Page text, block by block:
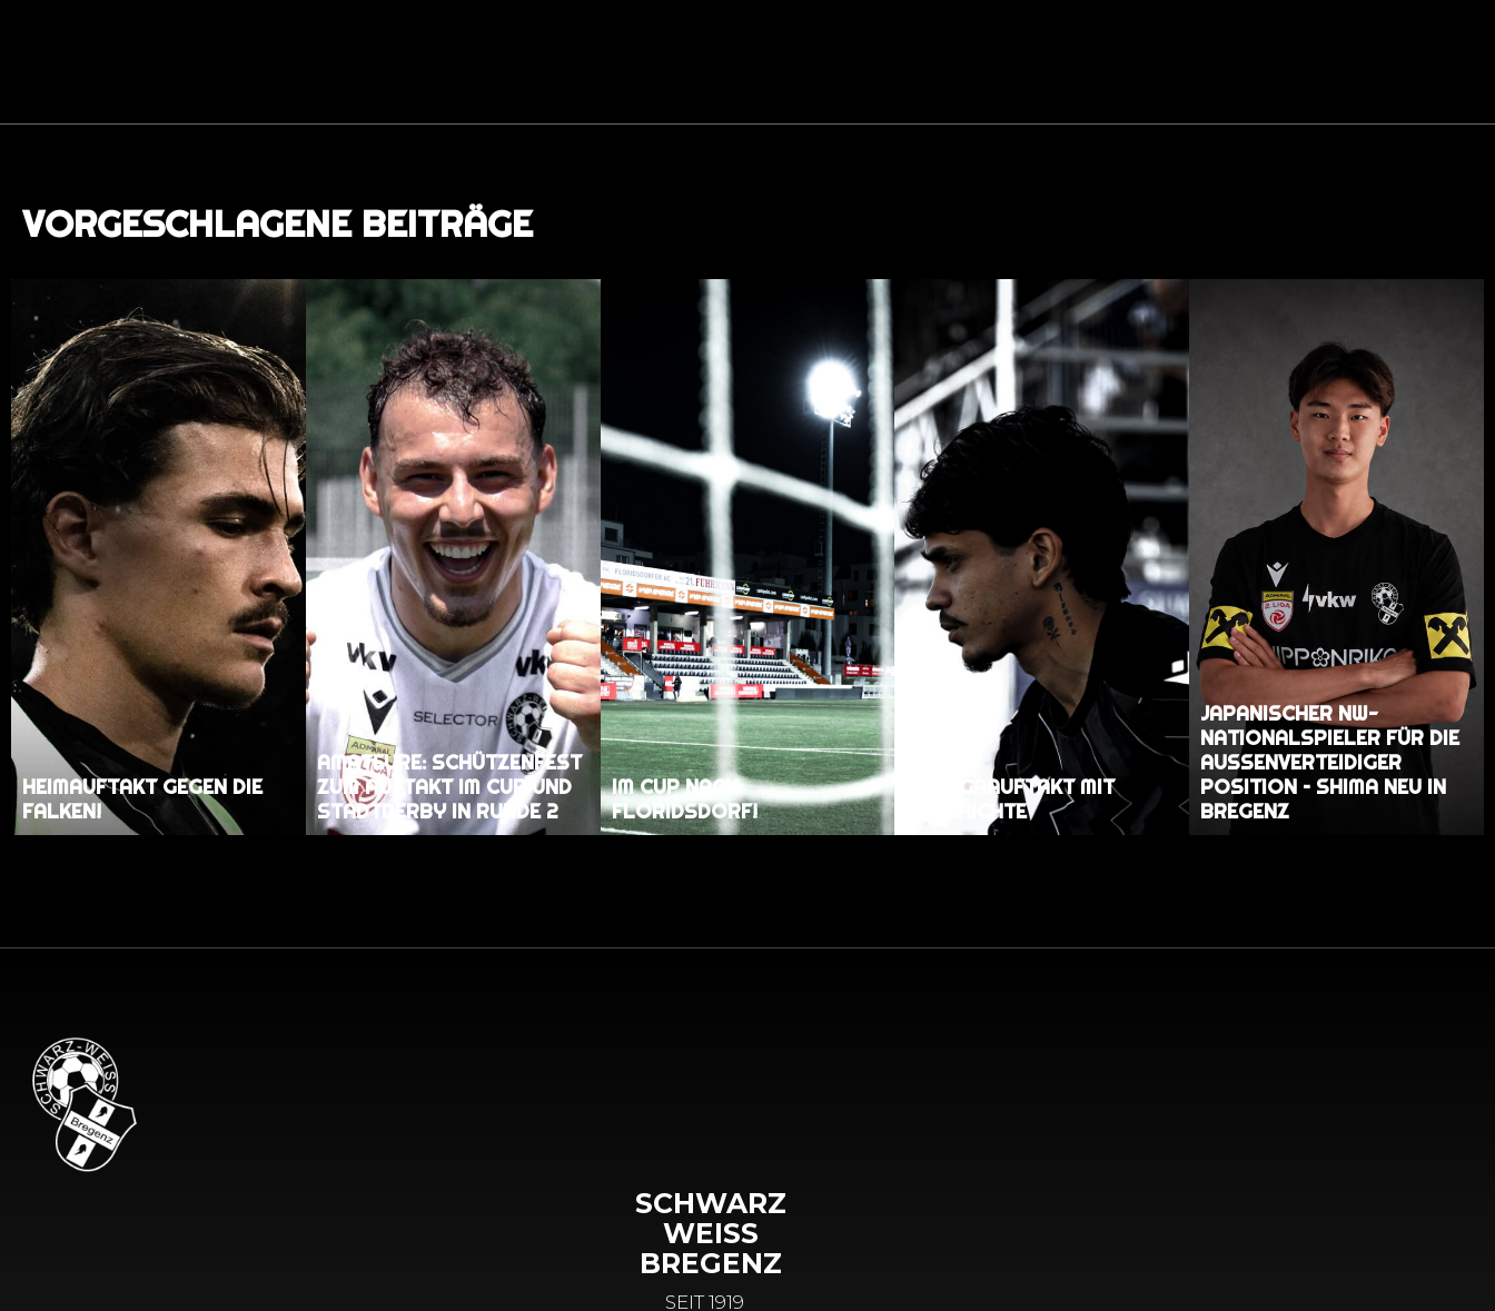
VORGESCHLAGENE BEITRÄGE
HEIMAUFTAKT GEGEN DIE
FALKEN!
AMATEURE: SCHÜTZENFEST
ZUM AUFTAKT IM CUP UND
STADTDERBY IN RUNDE 2
IM CUP NACH
FLORIDSDORF!
EIN LIGAAUFTAKT MIT
GESCHICHTE
JAPANISCHER NW-
NATIONALSPIELER FÜR DIE
AUSSENVERTEIDIGER P
OSITION – SHIMA NEU IN B
REGENZ
SCHWARZ
WEISS
BREGENZ
SEIT 1919